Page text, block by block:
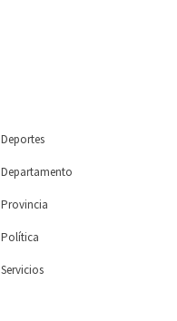
Deportes
Departamento
Provincia
Política
Servicios